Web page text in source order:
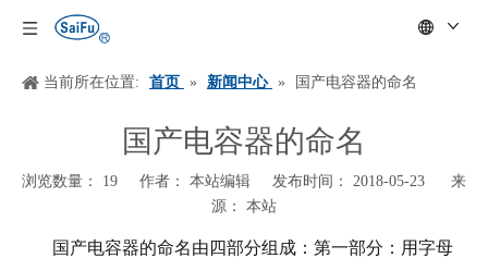
当前所在位置: 首页 » 新闻中心 » 国产电容器的命名
国产电容器的命名
浏览数量： 19 作者： 本站编辑 发布时间： 2018-05-23 来
源： 本站
["wechat","weibo","qzone","douban","email"]
国产电容器的命名由四部分组成：第一部分：用字母